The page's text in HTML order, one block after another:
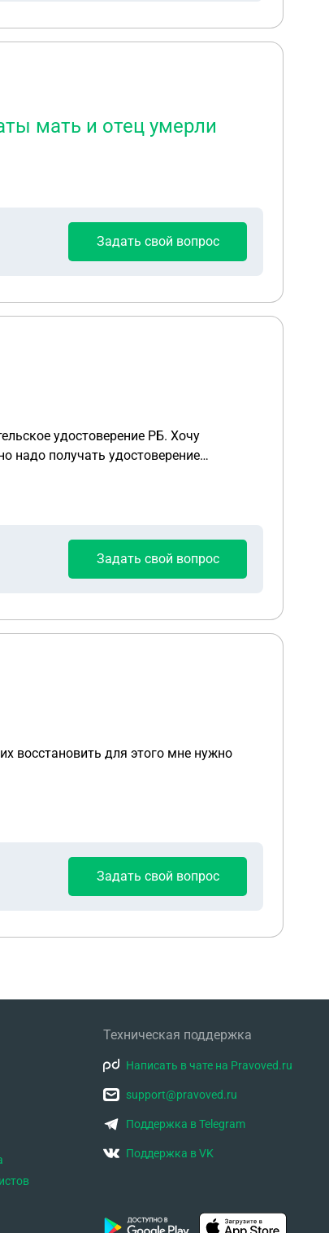
мать и отец умерли
Задать свой вопрос
удостоверение РБ. Хочу
надо получать удостоверение
Задать свой вопрос
восстановить для этого мне нужно
Задать свой вопрос
Техническая поддержка
Написать в чате на Pravoved.ru
support@pravoved.ru
Поддержка в Telegram
Поддержка в VK